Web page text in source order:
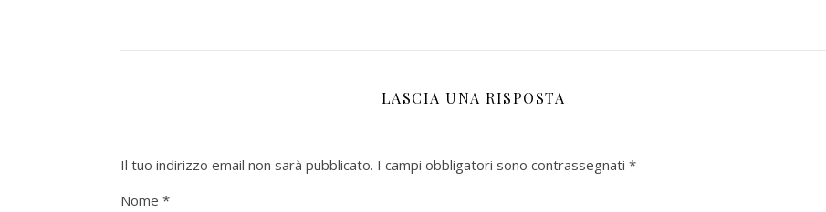
LASCIA UNA RISPOSTA
Il tuo indirizzo email non sarà pubblicato. I campi obbligatori sono contrassegnati *
Nome *